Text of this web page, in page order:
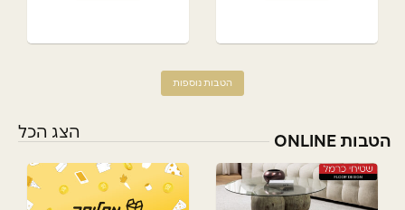
הטבות נוספות
הטבות ONLINE הצג הכל